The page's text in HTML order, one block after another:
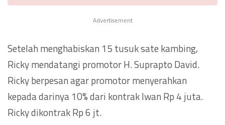
Advertisement
Setelah menghabiskan 15 tusuk sate kambing,
Ricky mendatangi promotor H. Suprapto David.
Ricky berpesan agar promotor menyerahkan
kepada darinya 10% dari kontrak Iwan Rp 4 juta.
Ricky dikontrak Rp 6 jt.